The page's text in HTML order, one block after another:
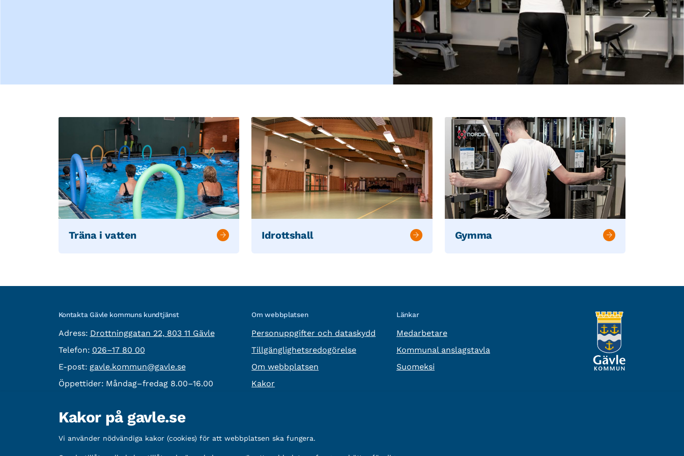
Träna i vatten Idrottshall Gymma
Kontakta Gävle kommuns kundtjänst
Adress: besöksadress:
Drottninggatan 22, 803 11 Gävle
Telefon: Telefon:
026–17 80 00
E-post: E-post:
gavle.kommun@gavle.se
Öppettider: Måndag–fredag 8.00–16.00
Om webbplatsen
Personuppgifter och dataskydd
Tillgänglighetsredogörelse
Om webbplatsen
Kakor
Länkar
Medarbetare
Kommunal anslagstavla
Suomeksi
Övrig information
Organisationsnummer: 212000-2338
Kakor på gavle.se
Vi använder nödvändiga kakor (cookies) för att webbplatsen ska fungera.